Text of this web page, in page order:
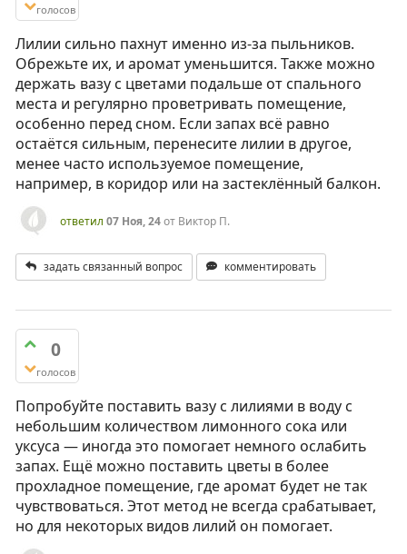
голосов
Лилии сильно пахнут именно из-за пыльников.
Обрежьте их, и аромат уменьшится. Также можно
держать вазу с цветами подальше от спального
места и регулярно проветривать помещение,
особенно перед сном. Если запах всё равно
остаётся сильным, перенесите лилии в другое,
менее часто используемое помещение,
например, в коридор или на застеклённый балкон.
ответил 07 Ноя, 24от Виктор П.
задать связанный вопрос комментировать
0
голосов
Попробуйте поставить вазу с лилиями в воду с
небольшим количеством лимонного сока или
уксуса — иногда это помогает немного ослабить
запах. Ещё можно поставить цветы в более
прохладное помещение, где аромат будет не так
чувствоваться. Этот метод не всегда срабатывает,
но для некоторых видов лилий он помогает.